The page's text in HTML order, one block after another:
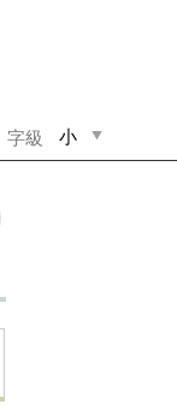
字級 小